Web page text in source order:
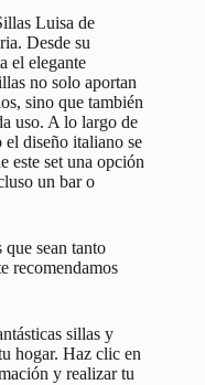
Luisa de
Desde su
el elegante
no solo aportan
sino que también
uso. A lo largo de
el diseño italiano se
este set una opción
un bar o
sean tanto
recomendamos
sillas y
hogar. Haz clic en
y realizar tu